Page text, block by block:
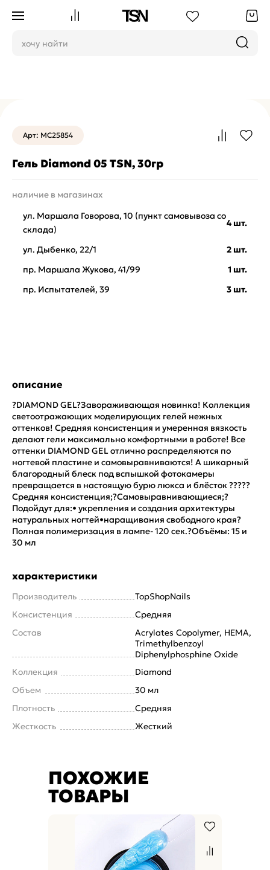
Арт: MC25854
Гель Diamond 05 TSN, 30гр
наличие в магазинах
ул. Маршала Говорова, 10 (пункт самовывоза со
склада)
4 шт.
ул. Дыбенко, 22/1
2 шт.
пр. Маршала Жукова, 41/99
1 шт.
пр. Испытателей, 39
3 шт.
описание
?DIAMOND GEL?Завораживающая новинка! Коллекция
светоотражающих моделирующих гелей нежных
оттенков! Средняя консистенция и умеренная вязкость
делают гели максимально комфортными в работе! Все
оттенки DIAMOND GEL отлично распределяются по
ногтевой пластине и самовыравниваются! А шикарный
благородный блеск под вспышкой фотокамеры
превращается в настоящую бурю люкса и блёсток ?????
Средняя консистенция;?Самовыравнивающиеся;?
Подойдут для:• укрепления и создания архитектуры
натуральных ногтей•наращивания свободного края?
Полная полимеризация в лампе- 120 сек.?Объёмы: 15 и
30 мл
характеристики
Производитель
TopShopNails
Консистенция
Средняя
Состав
Acrylates Copolymer, HEMA,
Trimethylbenzoyl
Diphenylphosphine Oxide
Коллекция
Diamond
Объем
30 мл
Плотность
Средняя
Жесткость
Жесткий
ПОХОЖИЕ
ТОВАРЫ